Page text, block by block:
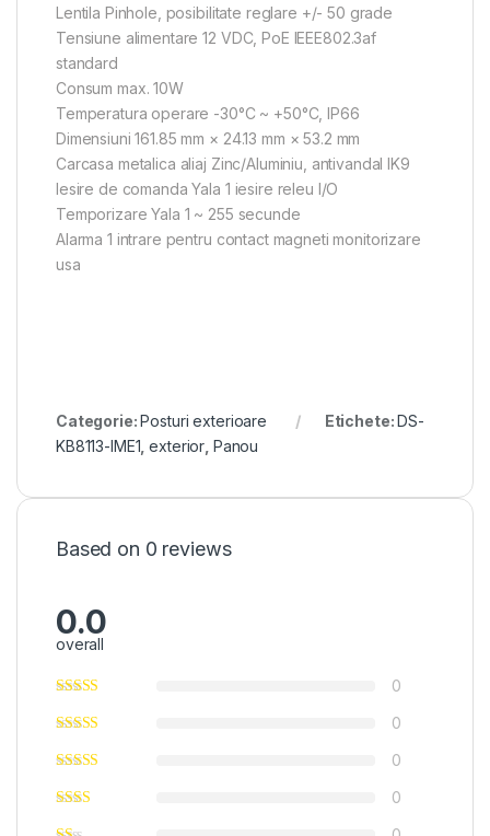
Lentila Pinhole, posibilitate reglare +/- 50 grade
Tensiune alimentare 12 VDC, PoE IEEE802.3af
standard
Consum max. 10W
Temperatura operare -30°C ~ +50°C, IP66
Dimensiuni 161.85 mm × 24.13 mm × 53.2 mm
Carcasa metalica aliaj Zinc/Aluminiu, antivandal IK9
Iesire de comanda Yala 1 iesire releu I/O
Temporizare Yala 1 ~ 255 secunde
Alarma 1 intrare pentru contact magneti monitorizare
usa
Categorie:Posturi exterioare Etichete:DS-
KB8113-IME1 ,exterior Panou
Based on 0 reviews
0.0
overall
0
0
0
0